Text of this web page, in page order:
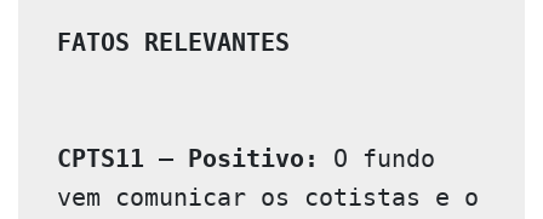
FATOS RELEVANTES
CPTS11 – Positivo:
O fundo
vem comunicar os cotistas e o